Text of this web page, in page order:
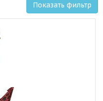
Показать фильтр